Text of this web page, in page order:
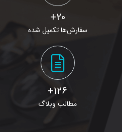
20+
سفارش‌ها تکمیل شده
126+
مطالب وبلاگ